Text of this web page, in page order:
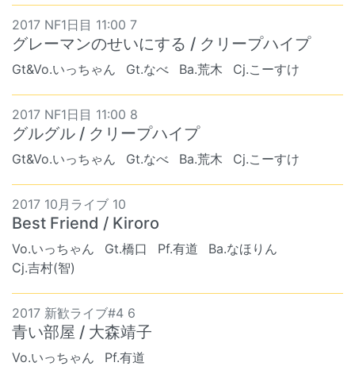
2017 NF1日目 11:00 7
グレーマンのせいにする / クリープハイプ
Gt&Vo.いっちゃん Gt.なべ Ba.荒木 Cj.こーすけ
2017 NF1日目 11:00 8
グルグル / クリープハイプ
Gt&Vo.いっちゃん Gt.なべ Ba.荒木 Cj.こーすけ
2017 10月ライブ 10
Best Friend / Kiroro
Vo.いっちゃん Gt.橋口 Pf.有道
Ba.なほりん
Cj.吉村(智)
2017 新歓ライブ#4 6
青い部屋 / 大森靖子
Vo.いっちゃん Pf.有道